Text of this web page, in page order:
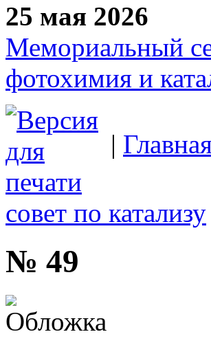
25 мая 2026
Мемориальный
фотохимия и
|
совет по катализу
№ 49